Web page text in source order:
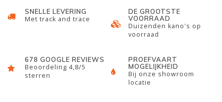
SNELLE LEVERING
Met track and trace
DE GROOTSTE
VOORRAAD
Duizenden kano's op
voorraad
678 GOOGLE REVIEWS
Beoordeling 4,8/5
sterren
PROEFVAART
MOGELIJKHEID
Bij onze showroom
locatie